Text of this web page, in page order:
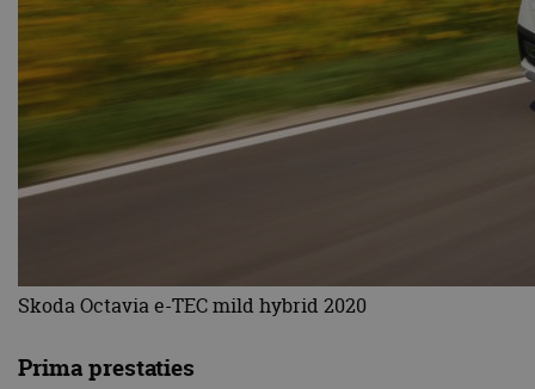
Skoda Octavia e-TEC mild hybrid 2020
Prima prestaties